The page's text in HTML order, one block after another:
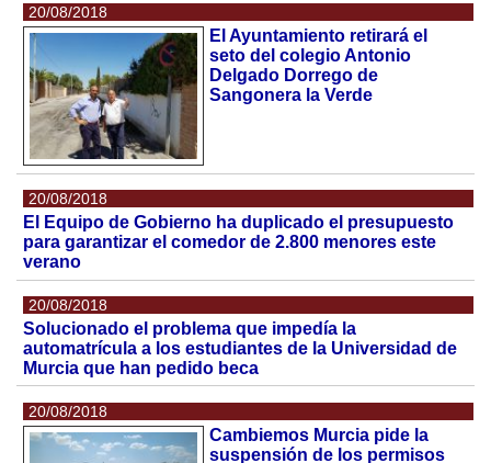
20/08/2018
El Ayuntamiento retirará el
seto del colegio Antonio
Delgado Dorrego de
Sangonera la Verde
20/08/2018
El Equipo de Gobierno ha duplicado el presupuesto
para garantizar el comedor de 2.800 menores este
verano
20/08/2018
Solucionado el problema que impedía la
automatrícula a los estudiantes de la Universidad de
Murcia que han pedido beca
20/08/2018
Cambiemos Murcia pide la
suspensión de los permisos